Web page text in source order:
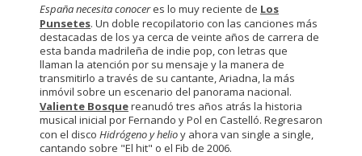
España necesita conoceres lo muy reciente de Los
Punsetes. Un doble recopilatorio con las canciones más
destacadas de los ya cerca de veinte años de carrera de
esta banda madrileña de indie pop, con letras que
llaman la atención por su mensaje y la manera de
transmitirlo a través de su cantante, Ariadna, la más
inmóvil sobre un escenario del panorama nacional.
Valiente Bosquereanudó tres años atrás la historia
musical inicial por Fernando y Pol en Castelló. Regresaron
con el disco Hidrógeno y helioy ahora van single a single,
cantando sobre "El hit" o el Fib de 2006.